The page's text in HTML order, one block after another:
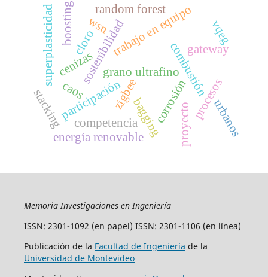
sostenibilidadtrabajo en equipo
combustión
cenizas
cloro
corrosión
wsn
gateway
zigbee
superplasticidad grano ultrafino
procesos
participación
boosting
bagging
random forest
stacking
vqeg
energía renovable
caos
proyecto
competencia urbanos
Memoria Investigaciones en Ingeniería
ISSN: 2301-1092 (en papel) ISSN: 2301-1106 (en línea)
Publicación de la Facultad de Ingeniería de la
Universidad de Montevideo